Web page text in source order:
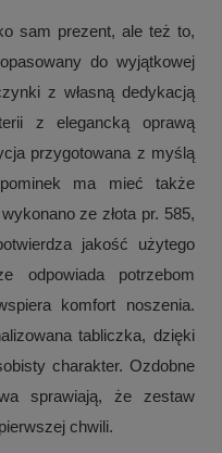
sam prezent, ale też to,
do wyjątkowej
z własną dedykacją
z elegancką oprawą
przygotowana z myślą
ma mieć także
ze złota pr. 585,
jakość użytego
odpowiada potrzebom
komfort noszenia.
tabliczka, dzięki
charakter. Ozdobne
sprawiają, że zestaw
chwili.